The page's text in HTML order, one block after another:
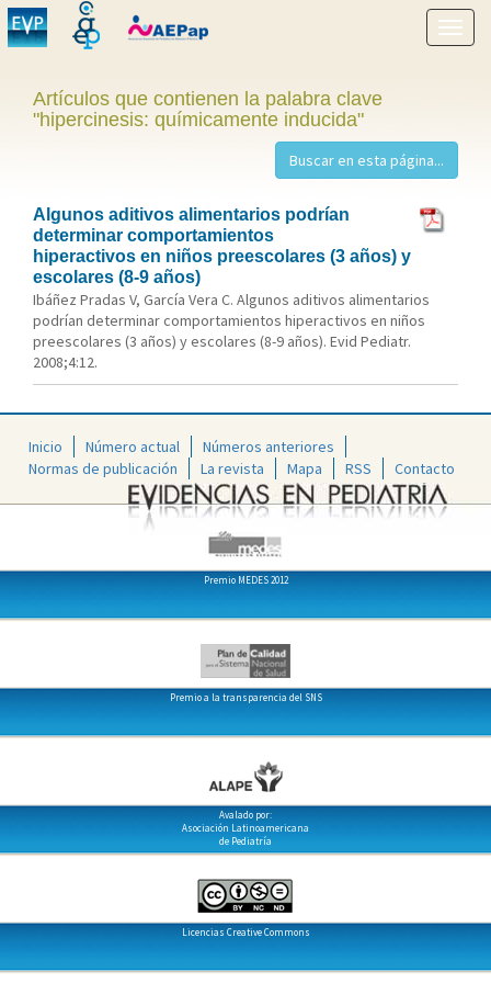
menú
Artículos que contienen la palabra clave
"hipercinesis: químicamente inducida"
Algunos aditivos alimentarios podrían
determinar comportamientos
hiperactivos en niños preescolares (3 años) y
escolares (8-9 años)
Ibáñez Pradas V, García Vera C. Algunos aditivos alimentarios
podrían determinar comportamientos hiperactivos en niños
preescolares (3 años) y escolares (8-9 años). Evid Pediatr.
2008;4:12.
Inicio Número actual
Números anteriores
Normas de publicación
La revista Mapa RSS Contacto
Premio MEDES 2012
Premio a la transparencia del SNS
Avalado por:
Asociación Latinoamericana
de Pediatría
Licencias Creative Commons